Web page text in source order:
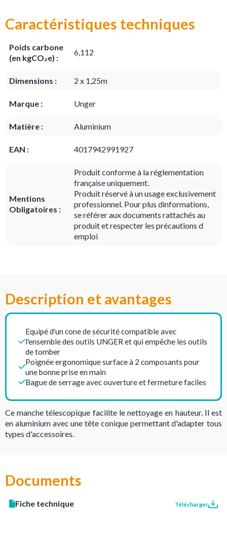
Caractéristiques techniques
Poids carbone
(en kgCO₂e) :
6,112
Dimensions : 2 x 1,25m
Marque : Unger
Matière : Aluminium
EAN : 4017942991927
Mentions
Obligatoires :
Produit conforme à la réglementation
française uniquement.
Produit réservé à un usage exclusivement
professionnel. Pour plus dinformations,
se référer aux documents rattachés au
produit et respecter les précautions d
emploi
Description et avantages
Equipé d'un cone de sécurité compatible avec
l'ensemble des outils UNGER et qui empêche les outils
de tomber
Poignée ergonomique surface à 2 composants pour
une bonne prise en main
Bague de serrage avec ouverture et fermeture faciles
Ce manche télescopique facilite le nettoyage en hauteur. Il est
en aluminium avec une tête conique permettant d'adapter tous
types d'accessoires.
Documents
Fiche technique Télécharger